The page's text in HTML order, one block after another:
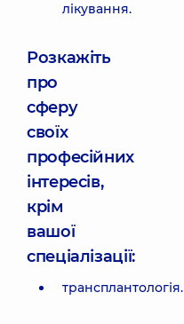
лікування.
Розкажіть
про
сферу
своїх
професійних
інтересів,
крім
вашої
спеціалізації:
трансплантологія.